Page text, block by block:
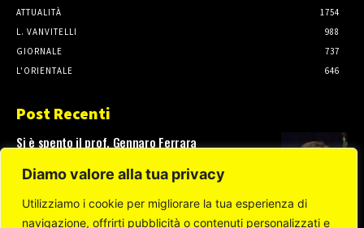
Diamo valore alla tua privacy
Utilizziamo i cookie per migliorare la tua esperienza di
navigazione, offrirti pubblicità o contenuti personalizzati e
ATTUALITÀ
1754
L. VANVITELLI
988
GIORNALE
737
L'ORIENTALE
646
Post Recenti
Si è spento il prof. Gennaro Ferrara